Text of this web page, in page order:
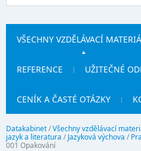
VŠECHNY VZDĚLÁVACÍ
REFERENCE UŽITEČNÉ
CENÍK A ČASTÉ OTÁZKY
Datakabinet/Všechny vzdělávací
jazyk a literatura / Jazyková výchova /
001 Opakování